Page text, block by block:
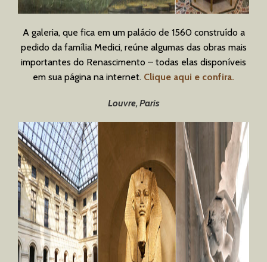
A galeria, que fica em um palácio de 1560 construído a
pedido da família Medici, reúne algumas das obras mais
importantes do Renascimento – todas elas disponíveis
em sua página na internet. Clique aqui e confira.
Louvre, Paris